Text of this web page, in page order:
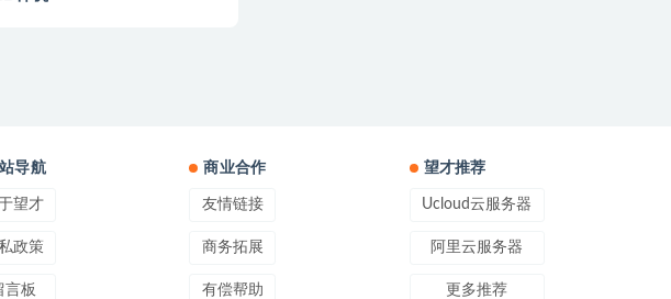
导航
望才
政策
言板
商业合作
友情链接
商务拓展
有偿帮助
望才推荐
Ucloud云服务器
阿里云服务器
更多推荐